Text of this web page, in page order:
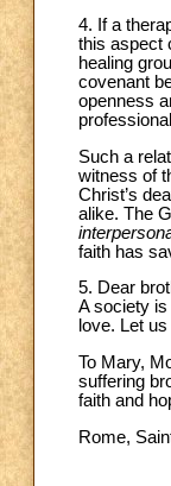
4. If a
this aspect
healing
covenant
openness
Such a
witness of
Christ’s
alike. The
faith has
5. Dear
A society
love. Let
To Mary,
suffering
faith and
Rome,